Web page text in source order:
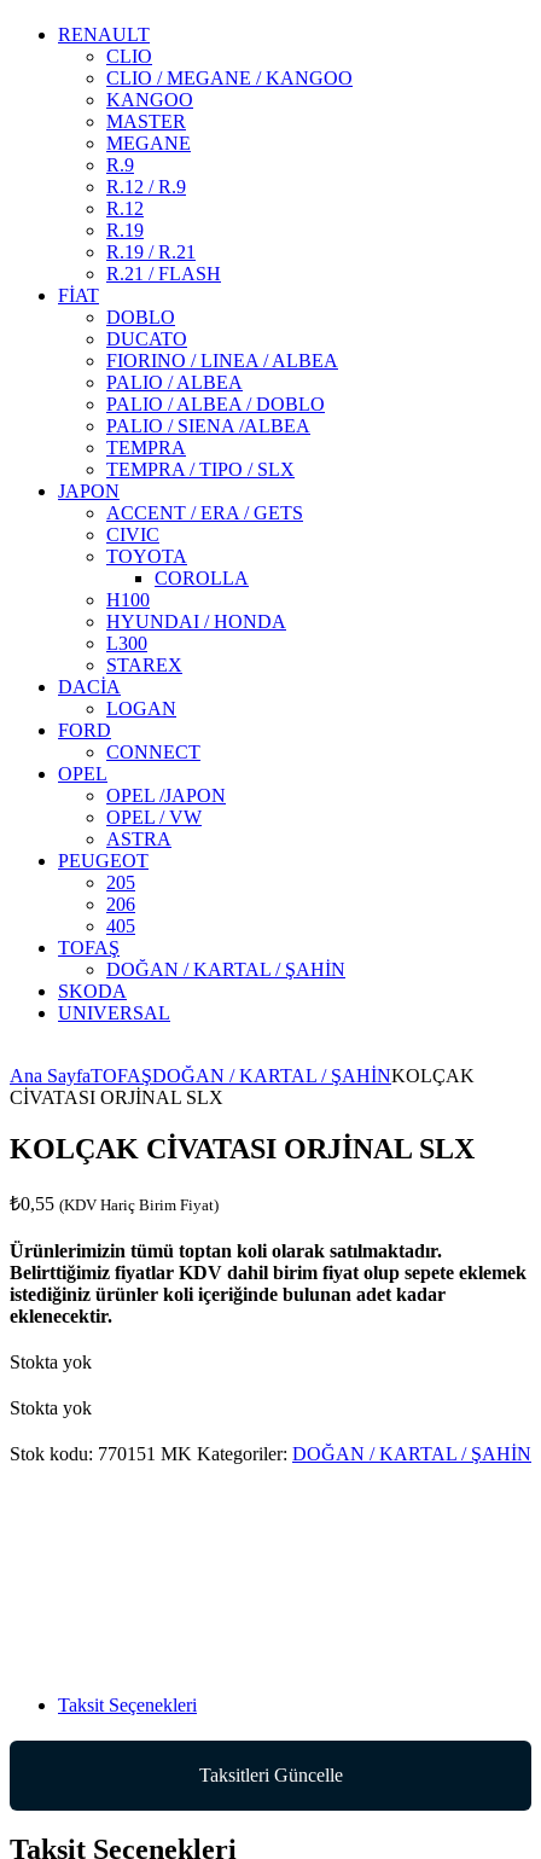
RENAULT
CLIO
CLIO / MEGANE / KANGOO
KANGOO
MASTER
MEGANE
R.9
R.12 / R.9
R.12
R.19
R.19 / R.21
R.21 / FLASH
FİAT
DOBLO
DUCATO
FIORINO / LINEA / ALBEA
PALIO / ALBEA
PALIO / ALBEA / DOBLO
PALIO / SIENA /ALBEA
TEMPRA
TEMPRA / TIPO / SLX
JAPON
ACCENT / ERA / GETS
CIVIC
TOYOTA
COROLLA
H100
HYUNDAI / HONDA
L300
STAREX
DACİA
LOGAN
FORD
CONNECT
OPEL
OPEL /JAPON
OPEL / VW
ASTRA
PEUGEOT
205
206
405
TOFAŞ
DOĞAN / KARTAL / ŞAHİN
SKODA
UNIVERSAL
Ana SayfaTOFAŞDOĞAN / KARTAL / ŞAHİNKOLÇAK
CİVATASI ORJİNAL SLX
KOLÇAK CİVATASI ORJİNAL SLX
₺0,55 (KDV Hariç Birim Fiyat)
Ürünlerimizin tümü toptan koli olarak satılmaktadır.
Belirttiğimiz fiyatlar KDV dahil birim fiyat olup sepete eklemek
istediğiniz ürünler koli içeriğinde bulunan adet kadar
eklenecektir.
Stokta yok
Stokta yok
Stok kodu: 770151 MK Kategoriler: DOĞAN / KARTAL / ŞAHİN
Taksit Seçenekleri
Taksitleri Güncelle
Taksit Seçenekleri